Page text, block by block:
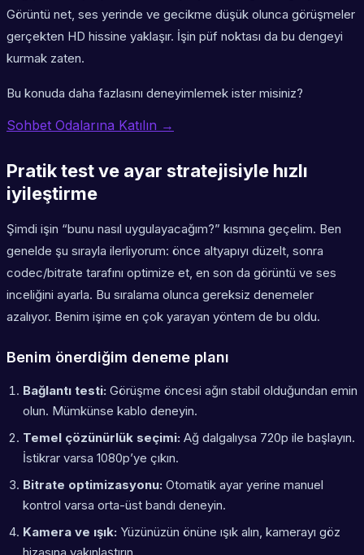
Görüntü net, ses yerinde ve gecikme düşük olunca görüşmeler
gerçekten HD hissine yaklaşır. İşin püf noktası da bu dengeyi
kurmak zaten.
Bu konuda daha fazlasını deneyimlemek ister misiniz?
Sohbet Odalarına Katılın →
Pratik test ve ayar stratejisiyle hızlı
iyileştirme
Şimdi işin “bunu nasıl uygulayacağım?” kısmına geçelim. Ben
genelde şu sırayla ilerliyorum: önce altyapıyı düzelt, sonra
codec/bitrate tarafını optimize et, en son da görüntü ve ses
inceliğini ayarla. Bu sıralama olunca gereksiz denemeler
azalıyor. Benim işime en çok yarayan yöntem de bu oldu.
Benim önerdiğim deneme planı
Bağlantı testi: Görüşme öncesi ağın stabil olduğundan emin
olun. Mümkünse kablo deneyin.
Temel çözünürlük seçimi: Ağ dalgalıysa 720p ile başlayın.
İstikrar varsa 1080p’ye çıkın.
Bitrate optimizasyonu: Otomatik ayar yerine manuel
kontrol varsa orta-üst bandı deneyin.
Kamera ve ışık: Yüzünüzün önüne ışık alın, kamerayı göz